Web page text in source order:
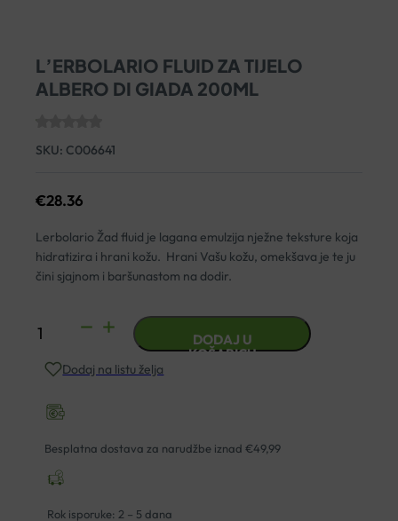
L’ERBOLARIO FLUID ZA TIJELO
ALBERO DI GIADA 200ML
SKU: C006641
€28.36
Lerbolario Žad fluid je lagana emulzija nježne teksture koja
hidratizira i hrani kožu. Hrani Vašu kožu, omekšava je te ju
čini sjajnom i baršunastom na dodir.
L’ERBOLARIO
ZA
ALBERO
DI
200ML
količina
DODAJ U
KOŠARICU
Dodaj na listu želja
Besplatna dostava za narudžbe iznad €49,99
Rok isporuke: 2 – 5 dana